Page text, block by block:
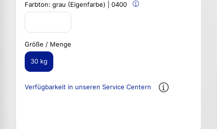
Farbton: grau (Eigenfarbe) | 0400
Größe / Menge
30 kg
Verfügbarkeit in unseren Service Centern